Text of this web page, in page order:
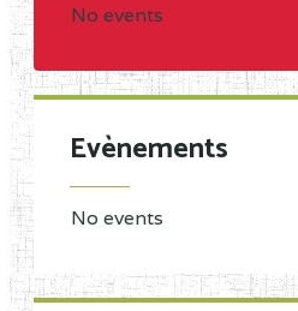
No events
Evènements
No events